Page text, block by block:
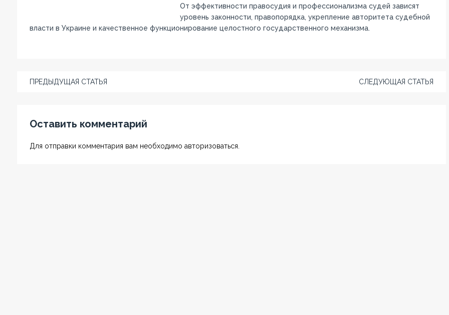
От эффективности правосудия и профессионализма судей зависят
уровень законности, правопорядка, укрепление авторитета судебной
власти в Украине и качественное функционирование целостного государственного механизма.
ПРЕДЫДУЩАЯ СТАТЬЯ СЛЕДУЮЩАЯ СТАТЬЯ
Оставить комментарий
Для отправки комментария вам необходимо авторизоваться.